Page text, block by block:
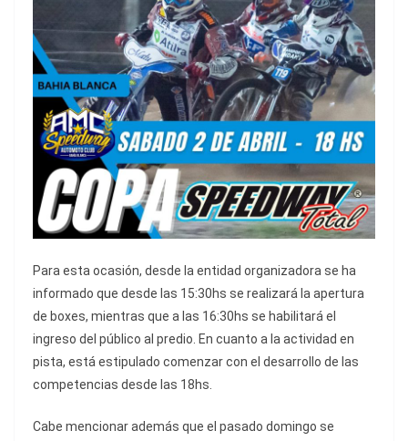
Para esta ocasión, desde la entidad organizadora se ha
informado que desde las 15:30hs se realizará la apertura
de boxes, mientras que a las 16:30hs se habilitará el
ingreso del público al predio. En cuanto a la actividad en
pista, está estipulado comenzar con el desarrollo de las
competencias desde las 18hs.
Cabe mencionar además que el pasado domingo se